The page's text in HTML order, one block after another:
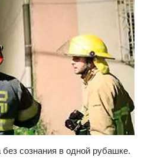
сознания в одной рубашке.